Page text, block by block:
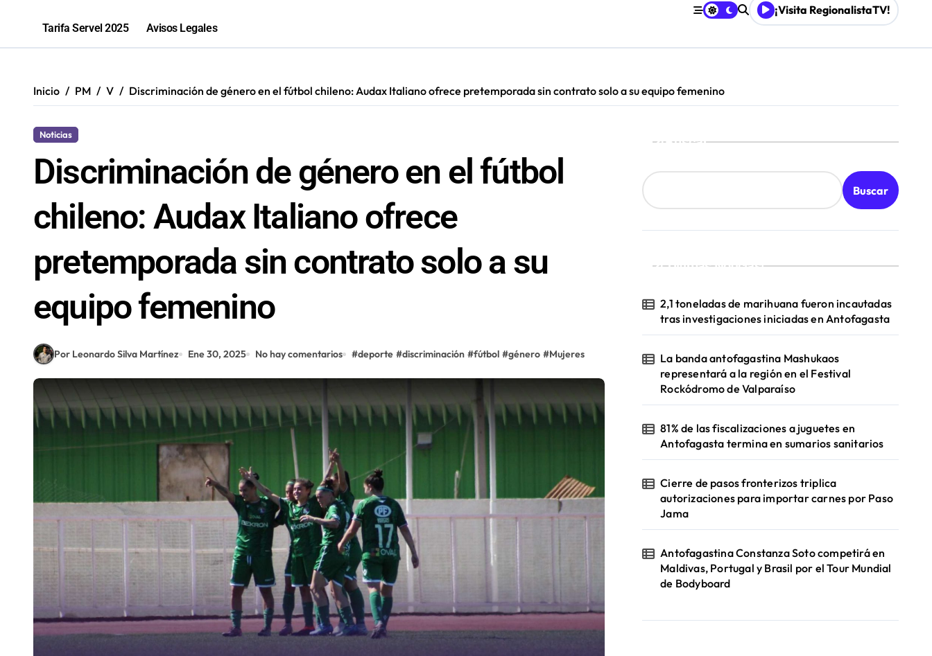
La «voltereta» del diputado Arqueros: De estar de acuerdo con privatizar Codelco a defender una empresa 100% estatal
2,1 toneladas de marihuana fueron incautadas tras investigaciones iniciadas en Antofagasta
Tarifa Servel 2025 Avisos Legales
¡Visita RegionalistaTV!
Inicio PM V Discriminación de género en el fútbol chileno: Audax Italiano ofrece pretemporada sin contrato solo a su equipo femenino
Noticias
Discriminación de género en el fútbol
chileno: Audax Italiano ofrece
pretemporada sin contrato solo a su
equipo femenino
Por Leonardo Silva Martínez Ene 30, 2025 No hay comentarios #deporte #discriminación #fútbol #género #Mujeres
Buscar
Buscar
¡Ultimas Noticias!
2,1 toneladas de marihuana fueron incautadas
tras investigaciones iniciadas en Antofagasta
La banda antofagastina Mashukaos
representará a la región en el Festival
Rockódromo de Valparaíso
81% de las fiscalizaciones a juguetes en
Antofagasta termina en sumarios sanitarios
Cierre de pasos fronterizos triplica
autorizaciones para importar carnes por Paso
Jama
Antofagastina Constanza Soto competirá en
Maldivas, Portugal y Brasil por el Tour Mundial
de Bodyboard